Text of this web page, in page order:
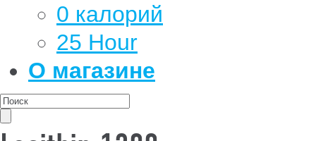
0 калорий
25 Hour
О магазине